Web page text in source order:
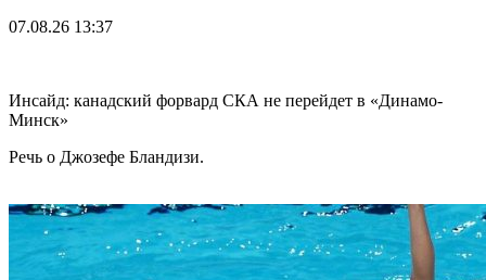
07.08.26 13:37
Инсайд: канадский форвард СКА не перейдет в «Динамо-
Минск»
Речь о Джозефе Бландизи.